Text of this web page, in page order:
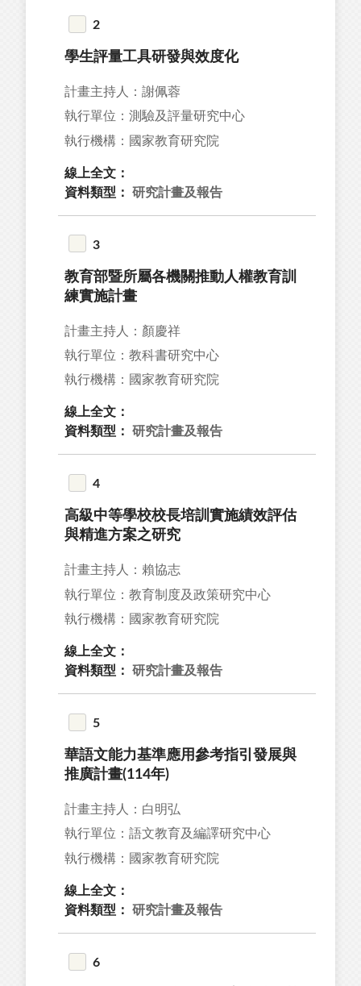
2
學生評量工具研發與效度化
計畫主持人：謝佩蓉
執行單位：測驗及評量研究中心
執行機構：國家教育研究院
線上全文：
資料類型：
研究計畫及報告
3
教育部暨所屬各機關推動人權教育訓
練實施計畫
計畫主持人：顏慶祥
執行單位：教科書研究中心
執行機構：國家教育研究院
線上全文：
資料類型：
研究計畫及報告
4
高級中等學校校長培訓實施績效評估
與精進方案之研究
計畫主持人：賴協志
執行單位：教育制度及政策研究中心
執行機構：國家教育研究院
線上全文：
資料類型：
研究計畫及報告
5
華語文能力基準應用參考指引發展與
推廣計畫(114年)
計畫主持人：白明弘
執行單位：語文教育及編譯研究中心
執行機構：國家教育研究院
線上全文：
資料類型：
研究計畫及報告
6